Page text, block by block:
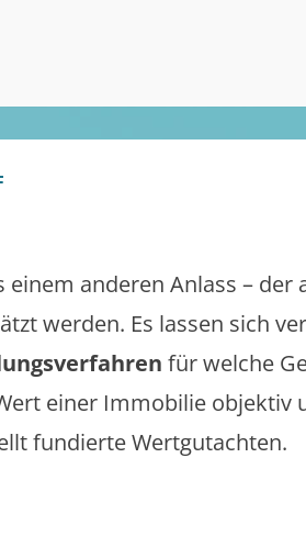
einem anderen Anlass – der
werden. Es lassen sich
für welche
einer Immobilie objektiv
fundierte Wertgutachten.